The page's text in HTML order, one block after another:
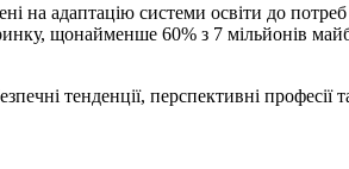
на адаптацію системи освіти до
щонайменше 60% з 7 мільйонів
тенденції, перспективні професії